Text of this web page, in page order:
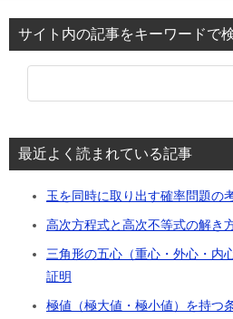
サイト内の記事をキーワードで
最近よく読まれている記事
玉を同時に取り出す確率問題の
高次方程式と高次不等式の解き
三角形の五心（重心・外心・内
証明
極値（極大値・極小値）を持つ